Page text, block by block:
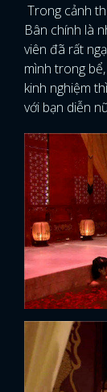
Trong cảnh
Bân chính là
viên đã rất
mình trong
kinh nghiệm
với bạn diễn